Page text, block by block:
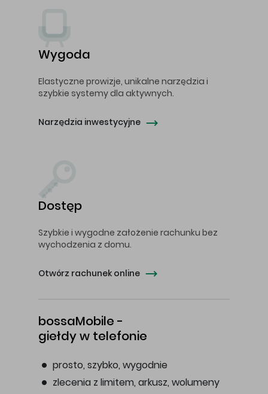
Wygoda
Elastyczne prowizje, unikalne narzędzia i
szybkie systemy dla aktywnych.
Narzędzia inwestycyjne
Dostęp
Szybkie i wygodne założenie rachunku bez
wychodzenia z domu.
Otwórz rachunek online
bossaMobile -
giełdy w telefonie
prosto, szybko, wygodnie
zlecenia z limitem, arkusz, wolumeny